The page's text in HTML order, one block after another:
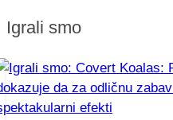
Igrali smo